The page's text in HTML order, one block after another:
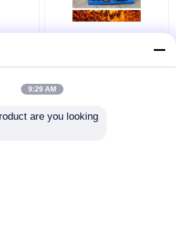
1 van
-
55kw de Productielijn
800-1000kg/H Ring Die
9:29 AM
are you looking